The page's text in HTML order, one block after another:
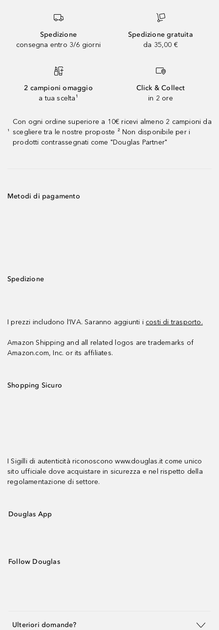
Spedizione
consegna entro 3/6 giorni
Spedizione gratuita
da 35,00 €
2 campioni omaggio
a tua scelta¹
Click & Collect
in 2 ore
¹
Con ogni ordine superiore a 10€ ricevi almeno 2 campioni da
scegliere tra le nostre proposte ² Non disponibile per i
prodotti contrassegnati come "Douglas Partner"
Metodi di pagamento
Spedizione
I prezzi includono l’IVA. Saranno aggiunti i costi di trasporto.
Amazon Shipping and all related logos are trademarks of
Amazon.com, Inc. or its affiliates.
Shopping Sicuro
I Sigilli di autenticità riconoscono www.douglas.it come unico
sito ufficiale dove acquistare in sicurezza e nel rispetto della
regolamentazione di settore.
Douglas App
Follow Douglas
Ulteriori domande?